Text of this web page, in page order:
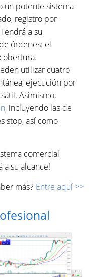
un potente sistema
registro por
a su
órdenes: el
utilizar cuatro
ejecución por
Asimismo,
, incluyendo las de
stop, así como
comercial
a su alcance!
más? Entre aquí >>